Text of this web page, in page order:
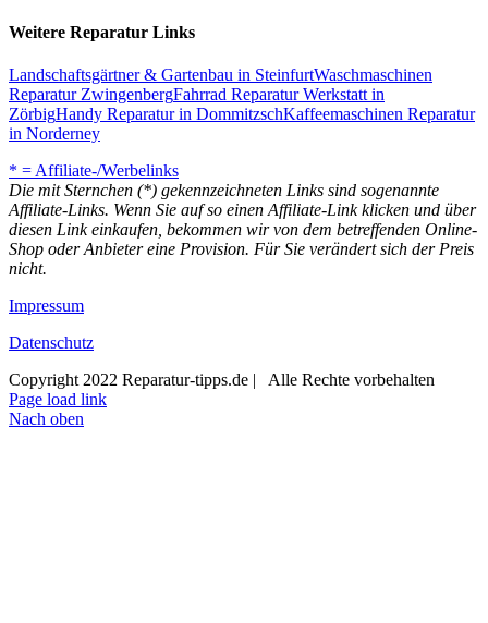
Weitere Reparatur Links
Landschaftsgärtner & Gartenbau in SteinfurtWaschmaschinen
Reparatur ZwingenbergFahrrad Reparatur Werkstatt in
ZörbigHandy Reparatur in DommitzschKaffeemaschinen Reparatur
in Norderney
* = Affiliate-/Werbelinks
Die mit Sternchen (*) gekennzeichneten Links sind sogenannte
Affiliate-Links. Wenn Sie auf so einen Affiliate-Link klicken und über
diesen Link einkaufen, bekommen wir von dem betreffenden Online-
Shop oder Anbieter eine Provision. Für Sie verändert sich der Preis
nicht.
Impressum
Datenschutz
Copyright 2022 Reparatur-tipps.de | Alle Rechte vorbehalten
Page load link
Nach oben